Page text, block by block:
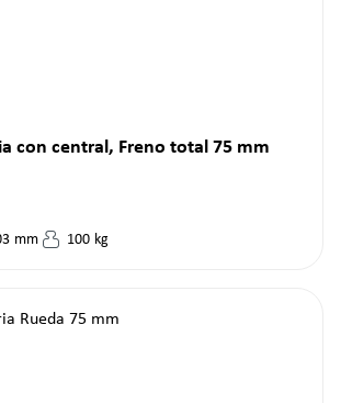
con central, Freno total 75 mm
mm 100 kg